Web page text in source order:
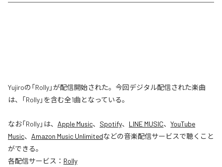
Yujiroの「Rolly」が配信開始された。今回デジタル配信された楽曲
は、「Rolly」を含む全1曲となっている。
なお「Rolly」は、 Apple Music、 Spotify、 LINE MUSIC、 YouTube
Music、 Amazon Music Unlimitedなどの音楽配信サービスで聴くこと
ができる。
各配信サービス： Rolly